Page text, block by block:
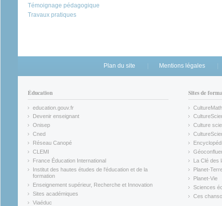
Témoignage pédagogique
Travaux pratiques
Plan du site Mentions légales
Éducation
education.gouv.fr
(link is external)
Devenir enseignant
(link is external)
Onisep
(link is external)
Cned
(link is external)
Réseau Canopé
(link is external)
CLEMI
(link is external)
France Éducation International
(link is external)
Institut des hautes études de l'éducation et de la
formation
(link is external)
Enseignement supérieur, Recherche et Innovation
(link is external)
Sites académiques
(link is external)
Viaéduc
Sites de
CultureMath
(link is
(link is
Culture
(link is
(link is
(link is
La Clé des
(link is
Planet-
(link is
Planet-Vie
(link is
Sciences
(link is
Ces